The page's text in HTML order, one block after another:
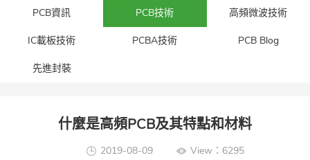
PCB資訊 PCB技術 高頻微波技術
IC載板技術 PCBA技術 PCB Blog
先進封裝​
什麼是高頻PCB及其特點和材料
2019-08-09
View：6295